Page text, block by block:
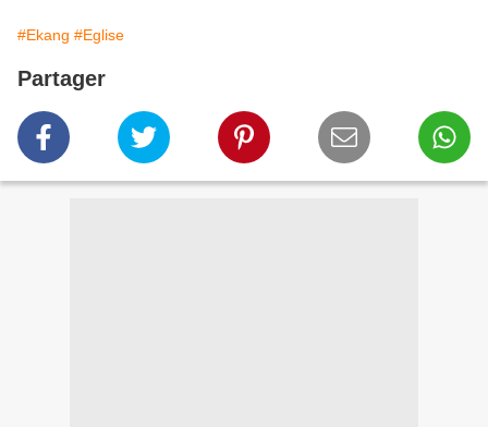
#Ekang #Eglise
Partager